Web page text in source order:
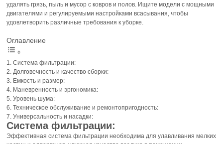
удалять грязь, пыль и мусор с ковров и полов. Ищите модели с мощными
двигателями и регулируемыми настройками всасывания, чтобы
удовлетворить различные требования к уборке.
Оглавление
Система фильтрации:
Долговечность и качество сборки:
Емкость и размер:
Маневренность и эргономика:
Уровень шума:
Техническое обслуживание и ремонтопригодность:
Универсальность и насадки:
Система фильтрации:
Эффективная система фильтрации необходима для улавливания мелких